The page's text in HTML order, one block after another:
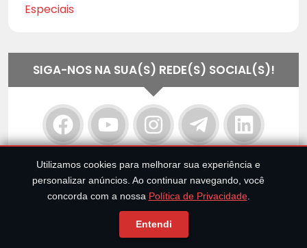
Especiais
SIGA-NOS NA SUA(S) REDE(S) SOCIAL(S)!
Utilizamos cookies para melhorar sua experiência e
personalizar anúncios. Ao continuar navegando, você
concorda com a nossa Política de Privacidade.
Entendi